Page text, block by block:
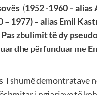
(1952 -1960 – alias
– 1977) – alias Emil
Pas zbulimit të dy
dhe përfunduar me
i shumë demontratave